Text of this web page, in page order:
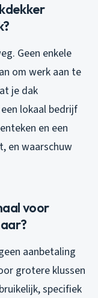
Geen enkele
om werk aan te
je dak
lokaal bedrijf
en een
en waarschuw
voor
aanbetaling
grotere klussen
specifiek